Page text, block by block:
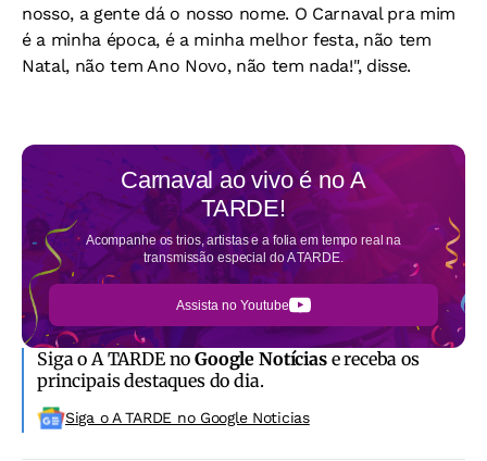
nosso, a gente dá o nosso nome. O Carnaval pra mim
é a minha época, é a minha melhor festa, não tem
Natal, não tem Ano Novo, não tem nada!", disse.
Carnaval ao vivo é noA
TARDE!
Acompanhe os trios, artistas e a folia em tempo real na
transmissão especial do A TARDE.
Assista no Youtube
Siga o A TARDE noGoogle Notíciase receba os
principais destaques do dia.
Siga o A TARDE no Google Noticias